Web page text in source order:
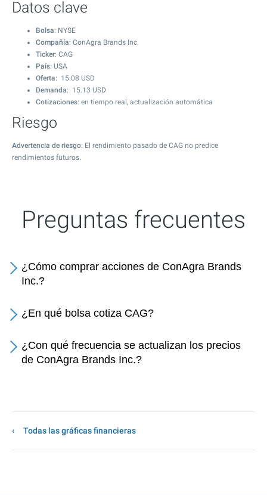
Datos clave
Bolsa: NYSE
Compañía: ConAgra Brands Inc.
Ticker: CAG
País: USA
Oferta: 15.08 USD
Demanda: 15.13 USD
Cotizaciones: en tiempo real, actualización automática
Riesgo
Advertencia de riesgo: El rendimiento pasado de CAG no predice
rendimientos futuros.
Preguntas frecuentes
¿Cómo comprar acciones de ConAgra Brands
Inc.?
¿En qué bolsa cotiza CAG?
¿Con qué frecuencia se actualizan los precios
de ConAgra Brands Inc.?
Todas las gráficas financieras